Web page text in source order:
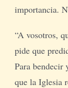
importancia.
“A vosotros,
pide que
Para bendecir
que la Iglesia